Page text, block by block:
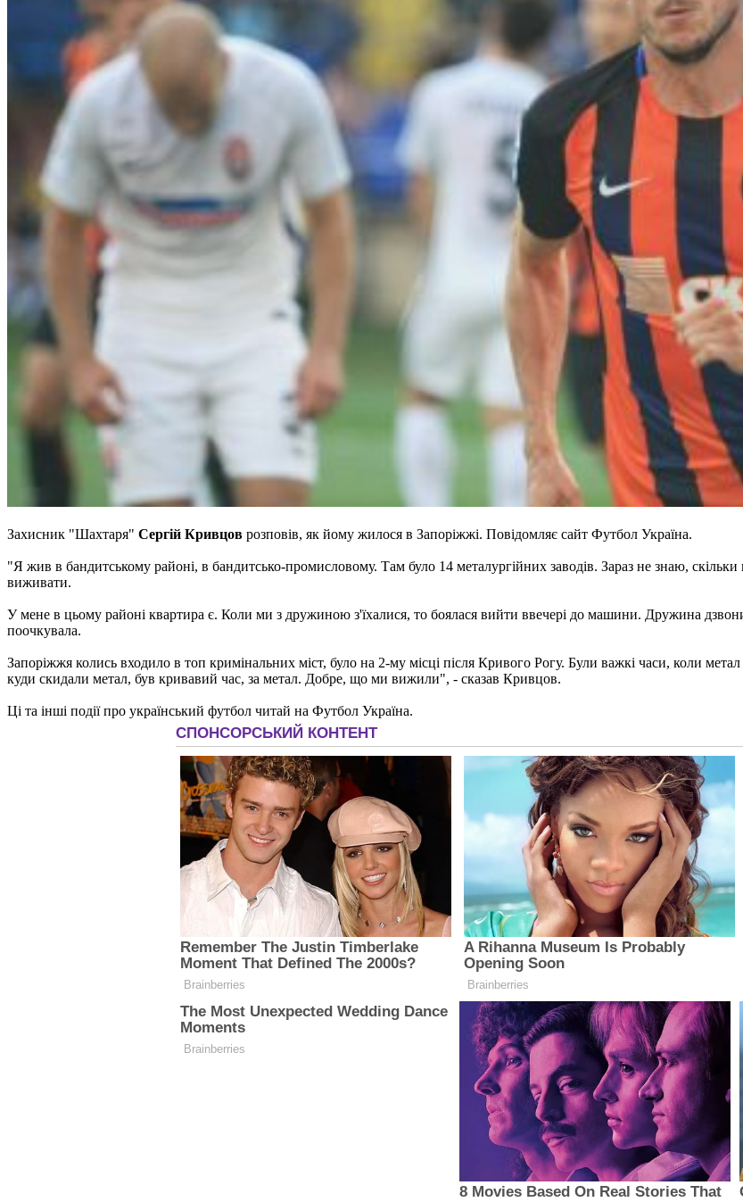
Захисник "Шахтаря" Сергій Кривцов розповів, як йому жилося в Запоріжжі. Повідомляє сайт Футбол Україна.
"Я жив в бандитському районі, в бандитсько-промисловому. Там було 14 металургійних заводів. Зараз не знаю,
виживати.
У мене в цьому районі квартира є. Коли ми з дружиною з'їхалися, то боялася вийти ввечері до машини. Дружина
поочкувала.
Запоріжжя колись входило в топ кримінальних міст, було на 2-му місці після Кривого Рогу. Були важкі часи, коли
куди скидали метал, був кривавий час, за метал. Добре, що ми вижили", - сказав Кривцов.
Ці та інші події про український футбол читай на Футбол Україна.